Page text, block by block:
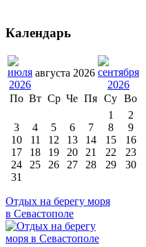
Календарь
августа 2026
По Вт Ср Че Пя Су Во
1
2
3
4 5 6 7 8
9
10
11 12 13 14 15
16
17
18 19 20 21 22
23
24
25 26 27 28 29
30
31
Отдых на берегу моря
в Севастополе